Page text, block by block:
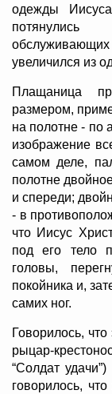
одежды
увеличился из
Плащаница
размером,
на полотне - по
изображение
самом деле,
полотне
и спереди;
- в
что Иисус
под его тело
головы,
покойника и,
самих ног.
Говорилось,
рыцар-
“Солдат
говорилось,